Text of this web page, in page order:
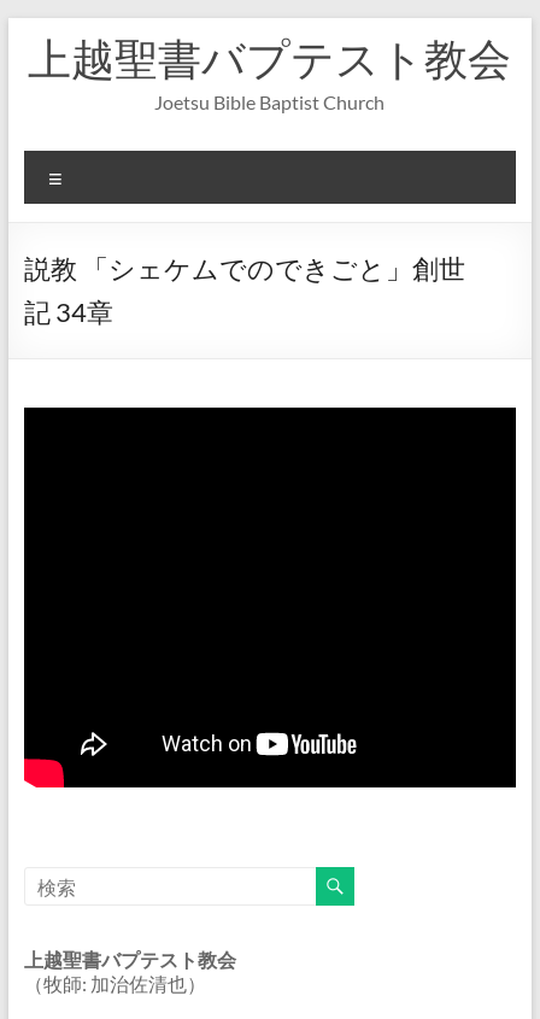
へ
上越聖書バプテスト教会
Joetsu Bible Baptist Church
ニ
ー
説教 「シェケムでのできごと」創世
記 34章
上越聖書バプテスト教会
（牧師: 加治佐清也）